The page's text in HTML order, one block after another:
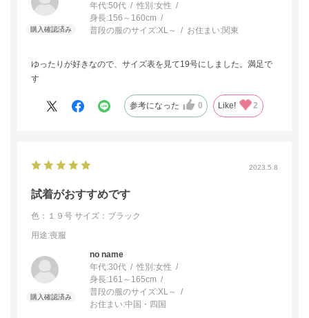
年代:50代 性別:女性
身長:156～160cm
普段の服のサイズ:XL～ お住まい:関東
ゆったりが好きなので、サイズ表を見て19号にしました。満足で
す
参考になった 0 Like! 2
2023.5.8
試着がおすすめです
色：１９号 サイズ：ブラック
用途:喪服
no name
年代:30代 性別:女性
身長:161～165cm
普段の服のサイズ:XL～
お住まい:中国・四国